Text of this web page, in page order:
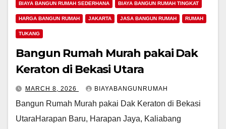
BIAYA BANGUN RUMAH SEDERHANA BIAYA BANGUN RUMAH TINGKAT
HARGA BANGUN RUMAH JAKARTA JASA BANGUN RUMAH RUMAH
TUKANG
Bangun Rumah Murah pakai Dak
Keraton di Bekasi Utara
MARCH 8, 2026 BIAYABANGUNRUMAH
Bangun Rumah Murah pakai Dak Keraton di Bekasi
UtaraHarapan Baru, Harapan Jaya, Kaliabang